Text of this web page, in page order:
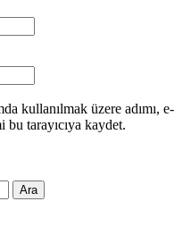
kullanılmak üzere adımı, e-
tarayıcıya kaydet.